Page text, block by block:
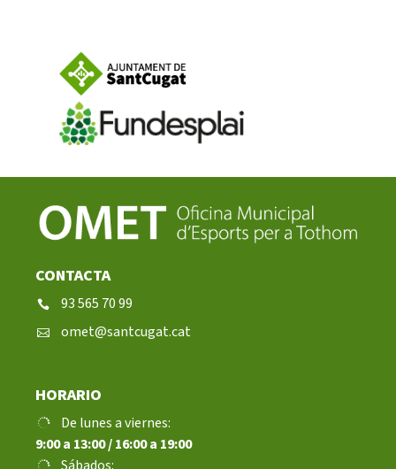
CONTACTA
93 565 70 99
omet@santcugat.cat
HORARIO
De lunes a viernes:
9:00 a 13:00 / 16:00 a 19:00